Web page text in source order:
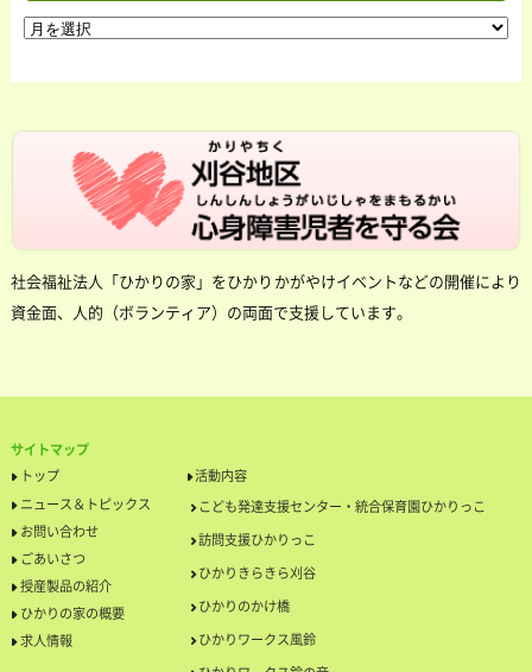
社会福祉法人「ひかりの家」をひかりかがやけイベントなどの開催により
資金面、人的（ボランティア）の両面で支援しています。
サイトマップ
トップ
ニュース＆トピックス
お問い合わせ
ごあいさつ
授産製品の紹介
ひかりの家の概要
求人情報
活動内容
こども発達支援センター・統合保育園ひかりっこ
訪問支援ひかりっこ
ひかりきらきら刈谷
ひかりのかけ橋
ひかりワークス風鈴